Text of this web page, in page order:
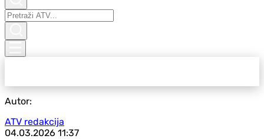
Autor:
ATV redakcija
04.03.2026 11:37